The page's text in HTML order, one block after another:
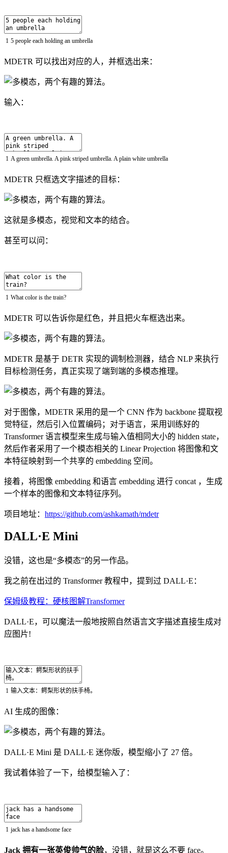
1 5 people each holding an umbrella
MDETR 可以找出对应的人，并框选出来：
输入：
1 A green umbrella. A pink striped umbrella. A plain white umbrella
MDETR 只框选文字描述的目标：
这就是多模态，视觉和文本的结合。
甚至可以问：
1 Whatcolor is the train?
MDETR 可以告诉你是红色，并且把火车框选出来。
MDETR 是基于 DETR 实现的调制检测器，结合 NLP 来执行
目标检测任务，真正实现了端到端的多模态推理。
对于图像，MDETR 采用的是一个 CNN 作为 backbone 提取视
觉特征，然后引入位置编码；对于语言，采用训练好的
Transformer 语言模型来生成与输入值相同大小的 hidden state，
然后作者采用了一个模态相关的 Linear Projection 将图像和文
本特征映射到一个共享的 embedding 空间。
接着，将图像 embedding 和语言 embedding 进行 concat ，生成
一个样本的图像和文本特征序列。
项目地址： https://github.com/ashkamath/mdetr
DALL·E Mini
没错，这也是“多模态”的另一作品。
我之前在出过的 Transformer 教程中，提到过 DALL·E：
保姆级教程：硬核图解Transformer
DALL·E，可以魔法一般地按照自然语言文字描述直接生成对
应图片!
1 输入文本：鳄梨形状的扶手椅。
AI 生成的图像：
DALL·E Mini 是 DALL·E 迷你版，模型缩小了 27 倍。
我试着体验了一下，给模型输入了：
1 jack has a handsome face
Jack 拥有一张英俊帅气的脸，没错，就是这么不要 face。